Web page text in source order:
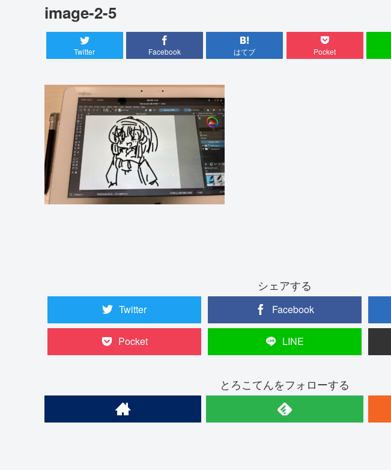
image-2-5
Twitter Facebook はてブ Pocket
シェアする
Twitter Facebook
Pocket LINE
とろこてんをフォローする